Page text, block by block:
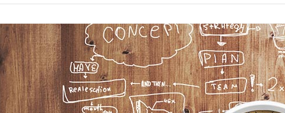
קורסים ומוצרים דיגיטליים
סנטו VOD
הדרכות חינם